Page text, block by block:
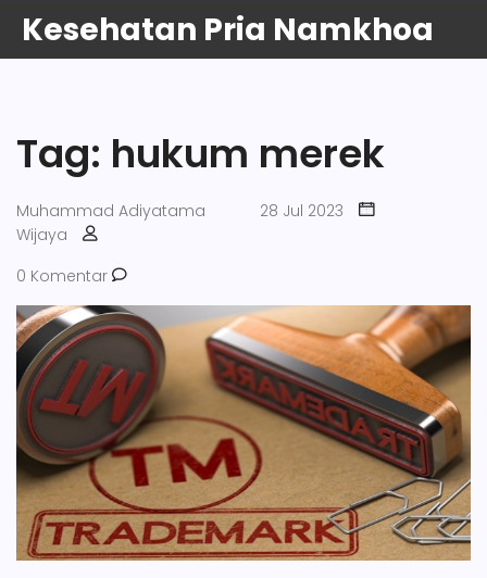
Kesehatan Pria Namkhoa
Tag: hukum merek
Muhammad Adiyatama
Wijaya
28 Jul 2023
0 Komentar